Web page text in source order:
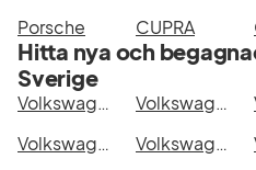
Porsche
CUPRA
Hitta nya och
Sverige
Volkswagen Amarok DoubleCab 2.8t i Stockholm Volkswagen Amarok DoubleCab 2.8t i Göteborg
Volkswagen Amarok DoubleCab 2.8t i Malmö
Volkswagen Amarok DoubleCab 2.8t i Örebro